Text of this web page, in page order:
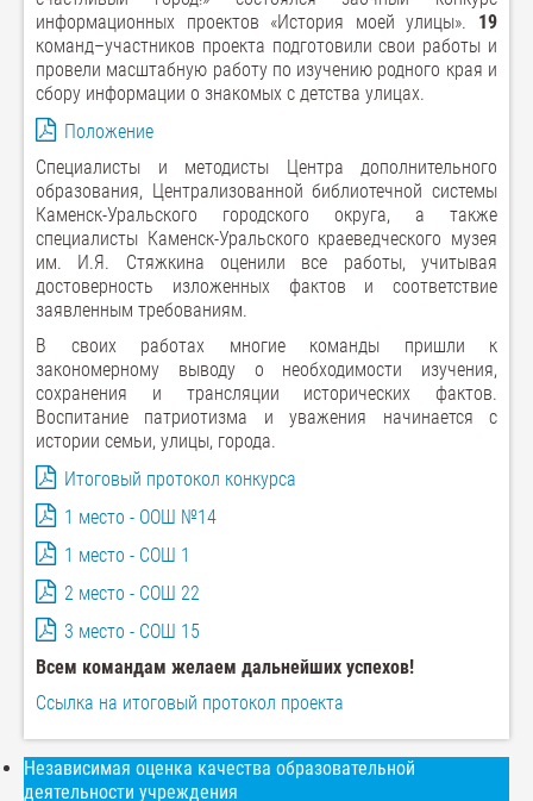
информационных проектов «История моей улицы». 19
команд–участников проекта подготовили свои работы и
провели масштабную работу по изучению родного края и
сбору информации о знакомых с детства улицах.
Положение
Специалисты и методисты Центра дополнительного
образования, Централизованной библиотечной системы
Каменск-Уральского городского округа, а также
специалисты Каменск-Уральского краеведческого музея
им. И.Я. Стяжкина оценили все работы, учитывая
достоверность изложенных фактов и соответствие
заявленным требованиям.
В своих работах многие команды пришли к
закономерному выводу о необходимости изучения,
сохранения и трансляции исторических фактов.
Воспитание патриотизма и уважения начинается с
истории семьи, улицы, города.
Итоговый протокол конкурса
1 место - ООШ №14
1 место - СОШ 1
2 место - СОШ 22
3 место - СОШ 15
Всем командам желаем дальнейших успехов!
Ссылка на итоговый протокол проекта
Независимая оценка качества образовательной
деятельности учреждения